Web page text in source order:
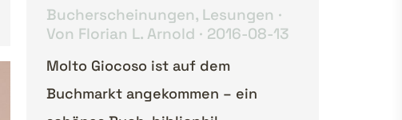
Bucherscheinungen, Lesungen
Von Florian L. Arnold 2016-08-13
Molto Giocoso ist auf dem
Buchmarkt angekommen – ein